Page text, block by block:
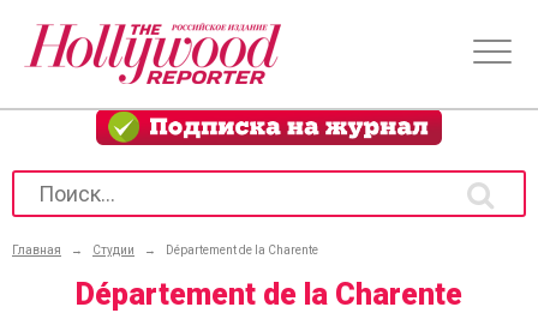
Главная → Студии → Département de la Charente
Département de la Charente